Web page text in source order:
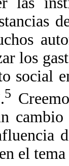
los
social
5
el